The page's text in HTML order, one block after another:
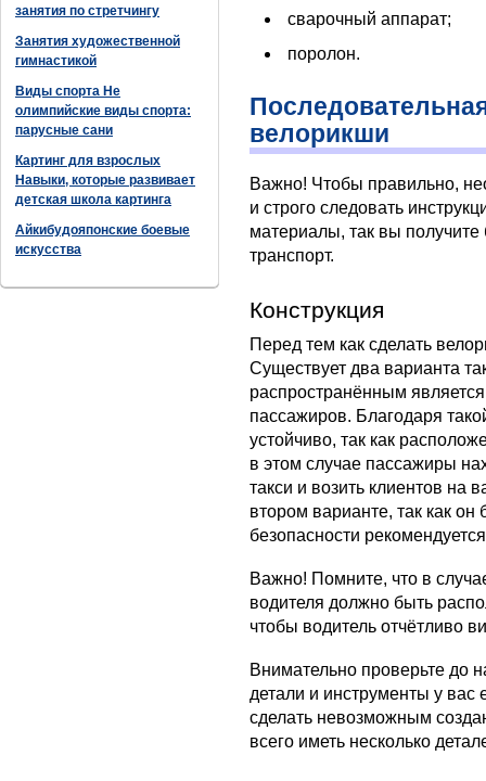
занятия по стретчингу
Занятия художественной
гимнастикой
Виды спорта Не
олимпийские виды спорта:
парусные сани
Картинг для взрослых
Навыки, которые развивает
детская школа картинга
Айкибудояпонские боевые
искусства
сварочный аппарат;
поролон.
велорикши
Важно! Чтобы правильно,
и строго следовать
материалы, так вы
транспорт.
Конструкция
Перед тем как сделать
Существует два варианта
распространённым является
пассажиров. Благодаря
устойчиво, так как
в этом случае пассажиры
такси и возить клиентов на
втором варианте, так как
безопасности
Важно! Помните, что в
водителя должно быть
чтобы водитель отчётливо
Внимательно проверьте до
детали и инструменты у вас
сделать невозможным
всего иметь несколько